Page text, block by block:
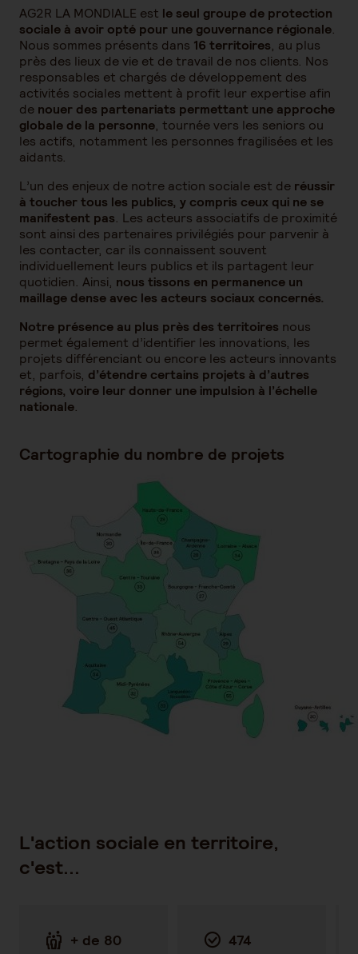
AG2R LA MONDIALE est le seul groupe de protection
sociale à avoir opté pour une gouvernance régionale.
Nous sommes présents dans 16 territoires, au plus
près des lieux de vie et de travail de nos clients. Nos
responsables et chargés de développement des
activités sociales mettent à profit leur expertise afin
de nouer des partenariats permettant une approche
globale de la personne, tournée vers les seniors ou
les actifs, notamment les personnes fragilisées et les
aidants.
L’un des enjeux de notre action sociale est de réussir
à toucher tous les publics, y compris ceux qui ne se
manifestent pas. Les acteurs associatifs de proximité
sont ainsi des partenaires privilégiés pour parvenir à
les contacter, car ils connaissent souvent
individuellement leurs publics et ils partagent leur
quotidien. Ainsi, nous tissons en permanence un
maillage dense avec les acteurs sociaux concernés.
Notre présence au plus près des territoires nous
permet également d’identifier les innovations, les
projets différenciant ou encore les acteurs innovants
et, parfois, d’étendre certains projets à d’autres
régions, voire leur donner une impulsion à l’échelle
nationale.
Cartographie du nombre de projets
L'action sociale en territoire,
c'est...
+ de 80
474